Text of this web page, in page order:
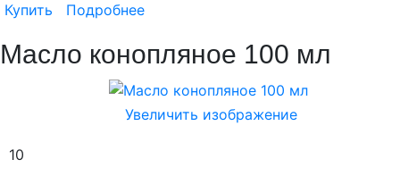
Купить
Подробнее
Масло конопляное 100 мл
Увеличить изображение
10